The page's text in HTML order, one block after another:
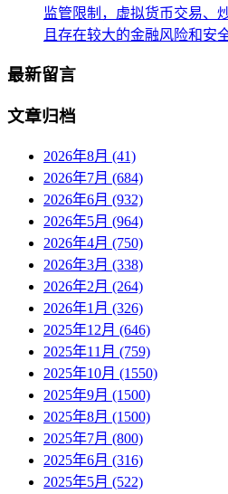
监管限制，虚拟货币交易、
且存在较大的金融风险和安
最新留言
文章归档
2026年8月 (41)
2026年7月 (684)
2026年6月 (932)
2026年5月 (964)
2026年4月 (750)
2026年3月 (338)
2026年2月 (264)
2026年1月 (326)
2025年12月 (646)
2025年11月 (759)
2025年10月 (1550)
2025年9月 (1500)
2025年8月 (1500)
2025年7月 (800)
2025年6月 (316)
2025年5月 (522)